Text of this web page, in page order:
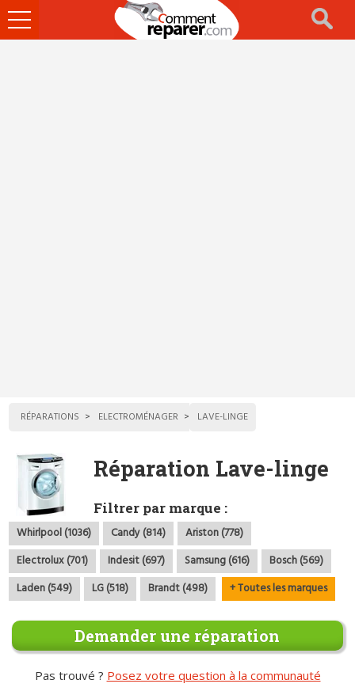
Ouvrir
le
RÉPARATIONS ELECTROMÉNAGER LAVE-LINGE
Réparation Lave-linge
Filtrer par marque :
Whirlpool (1036) Candy (814)
Ariston (778)
Electrolux (701)
Indesit (697) Samsung (616)
Bosch (569)
Laden (549)
LG (518) Brandt (498) + Toutes les marques
Demander une réparation
Pas trouvé ? Posez votre question à la communauté